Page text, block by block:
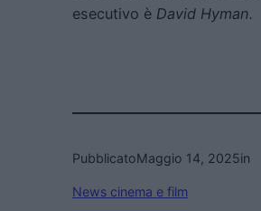
esecutivo è David Hyman.
PubblicatoMaggio 14, 2025in
News cinema e film